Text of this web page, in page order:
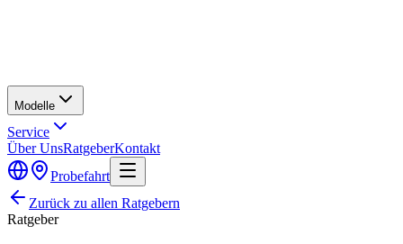
Modelle
Service
Über UnsRatgeberKontakt
Probefahrt
Zurück zu allen Ratgebern
Ratgeber